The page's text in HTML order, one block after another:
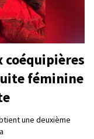
coéquipières
féminine
une deuxième